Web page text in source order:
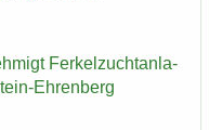
Fer­kel­zucht­an­la­
​Ehrenberg